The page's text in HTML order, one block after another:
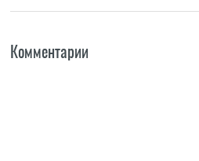
Комментарии